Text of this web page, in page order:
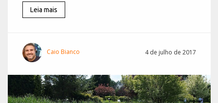
Leia mais
Caio Bianco 4 de julho de 2017